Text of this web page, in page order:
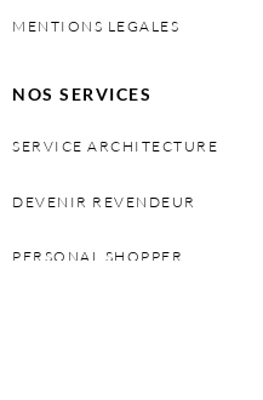
MENTIONS LEGALES
NOS SERVICES
SERVICE ARCHITECTURE
DEVENIR REVENDEUR
PERSONAL SHOPPER